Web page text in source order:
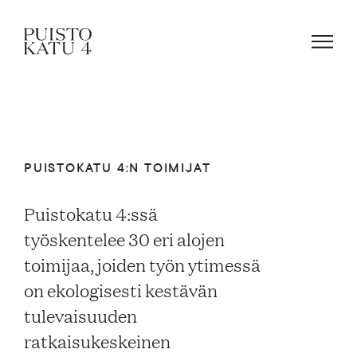
Tapahtumat
Vuokraa tila!
PUISTOKATU 4:N TOIMIJAT
Puistokatu 4:ssä
työskentelee 30 eri alojen
toimijaa, joiden työn ytimessä
on ekologisesti kestävän
tulevaisuuden
ratkaisukeskeinen